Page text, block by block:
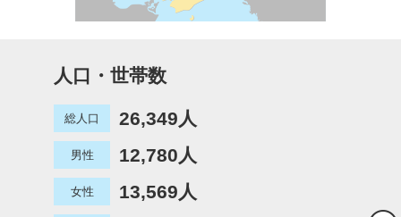
人口・世帯数
総人口 26,349人
男性 12,780人
女性 13,569人